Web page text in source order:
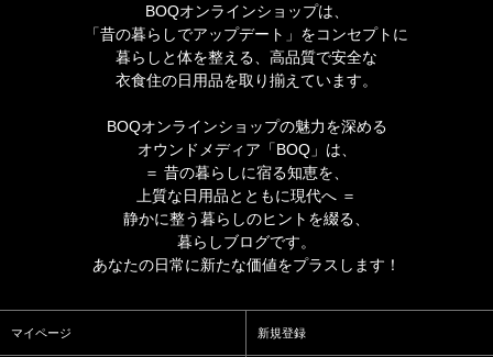
BOQオンラインショップは、
「昔の暮らしでアップデート」をコンセプトに
暮らしと体を整える、高品質で安全な
衣食住の日用品を取り揃えています。
BOQオンラインショップの魅力を深める
オウンドメディア「BOQ」は、
＝ 昔の暮らしに宿る知恵を、
上質な日用品とともに現代へ ＝
静かに整う暮らしのヒントを綴る、
暮らしブログです。
あなたの日常に新たな価値をプラスします！
マイページ 新規登録